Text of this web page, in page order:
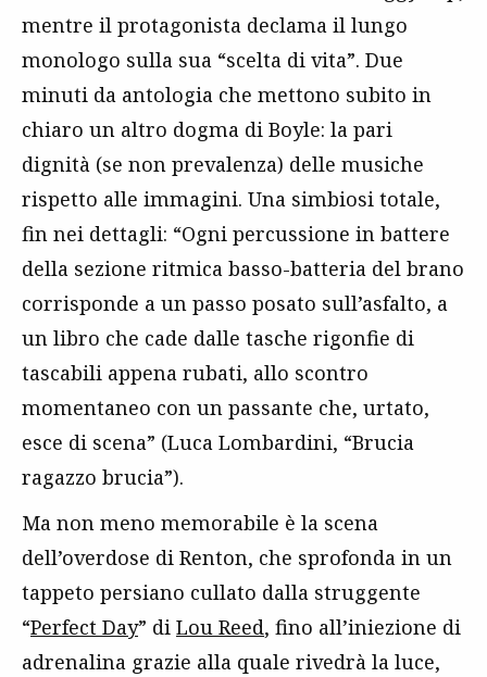
mentre il protagonista declama il lungo
monologo sulla sua “scelta di vita”. Due
minuti da antologia che mettono subito in
chiaro un altro dogma di Boyle: la pari
dignità (se non prevalenza) delle musiche
rispetto alle immagini. Una simbiosi totale,
fin nei dettagli: “Ogni percussione in battere
della sezione ritmica basso-batteria del brano
corrisponde a un passo posato sull’asfalto, a
un libro che cade dalle tasche rigonfie di
tascabili appena rubati, allo scontro
momentaneo con un passante che, urtato,
esce di scena” (Luca Lombardini, “Brucia
ragazzo brucia”).
Ma non meno memorabile è la scena
dell’overdose di Renton, che sprofonda in un
tappeto persiano cullato dalla struggente
“Perfect Day” di Lou Reed, fino all’iniezione di
adrenalina grazie alla quale rivedrà la luce,